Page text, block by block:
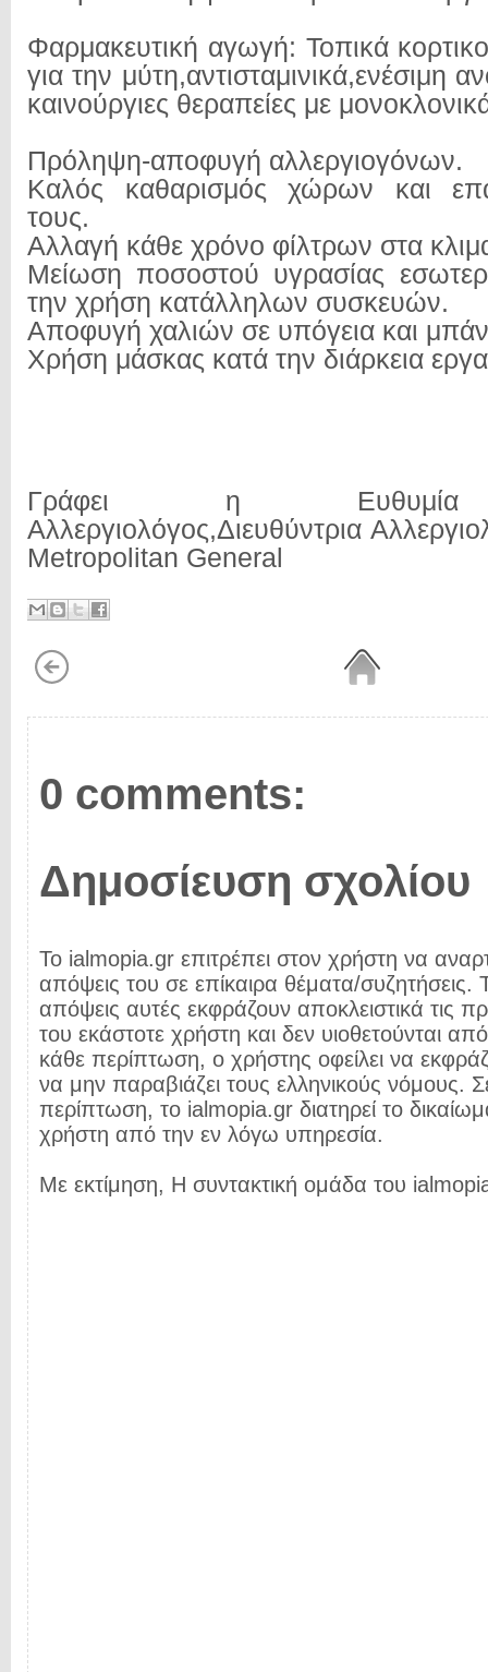
Φαρμακευτική αγωγή: Τοπικά
για την μύτη,αντισταμινικά,ενέσιμη
καινούργιες θεραπείες με
Πρόληψη-αποφυγή αλλεργιογόνων.
Καλός καθαρισμός χώρων και
τους.
Αλλαγή κάθε χρόνο φίλτρων στα
Μείωση ποσοστού υγρασίας
την χρήση κατάλληλων συσκευών.
Αποφυγή χαλιών σε υπόγεια και
Χρήση μάσκας κατά την διάρκεια
Γράφει η Ευθυμία
Αλλεργιολόγος,Διευθύντρια
Metropolitan General
0 comments:
Δημοσίευση σχολίου
Το ialmopia.gr επιτρέπει στον χρήστη να
απόψεις του σε επίκαιρα θέματα/συζητήσεις.
απόψεις αυτές εκφράζουν αποκλειστικά τις
του εκάστοτε χρήστη και δεν υιοθετούνται
κάθε περίπτωση, ο χρήστης οφείλει να
να μην παραβιάζει τους ελληνικούς νόμους.
περίπτωση, το ialmopia.gr διατηρεί το
χρήστη από την εν λόγω υπηρεσία.
Με εκτίμηση, Η συντακτική ομάδα του